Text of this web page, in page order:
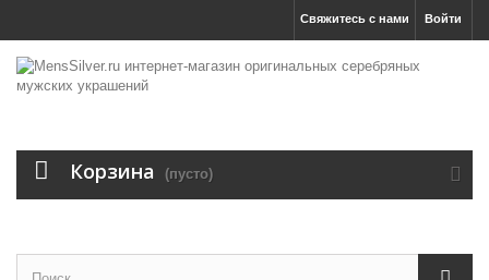
Войти
Свяжитесь с нами
Корзина (пусто)